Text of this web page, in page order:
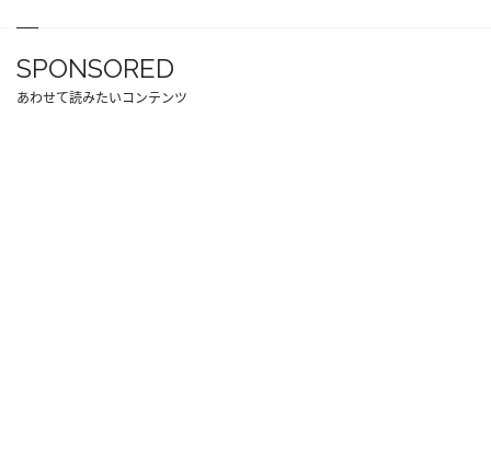
SPONSORED
あわせて読みたいコンテンツ